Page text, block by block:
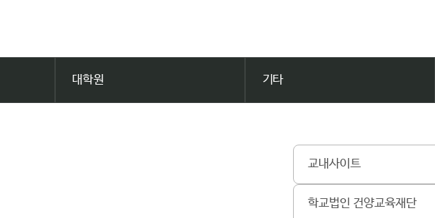
대학원 기타
교내사이트
학교법인 건양교육재단